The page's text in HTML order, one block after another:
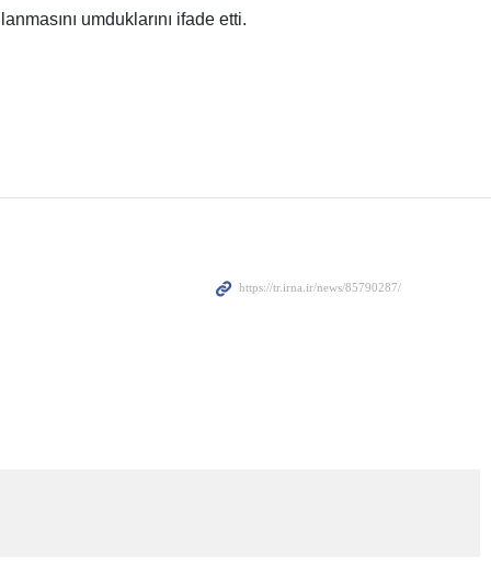
umduklarını ifade etti.